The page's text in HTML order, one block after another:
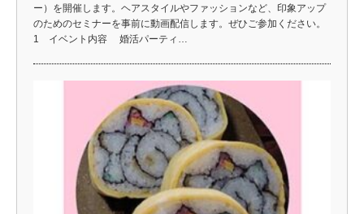
ー）を開催します。ヘアスタイルやファッションなど、印象アップ
のためのセミナーを事前に動画配信します。ぜひご参加ください。
1 イベント内容 婚活パーティ…